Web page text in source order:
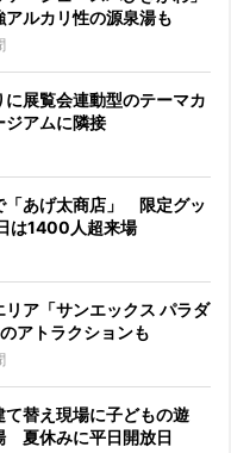
ルカリ性の源泉湯も
に展覧会連動型のテーマカ
アムに隣接
「あげ太商店」 限定グッ
は1400人超来場
リア「サンエックス パラダ
アトラクションも
て替え現場に子どもの遊
夏休みに平日開放日